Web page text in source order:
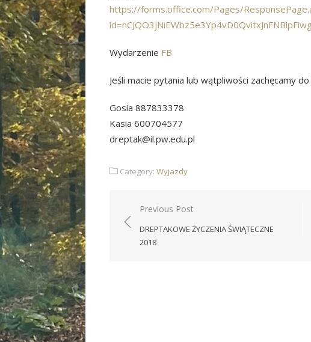
https://forms.office.com/Pages/
Wydarzenie FB
Jeśli macie pytania lub wątpliwości zachęcamy
Gosia 887833378
Kasia 600704577
dreptak@il.pw.edu.pl
Category: Wyjazdy
Nawigacja
wpisu
Previous Post
DREPTAKOWE ŻYCZENIA ŚWIĄTECZNE
2018